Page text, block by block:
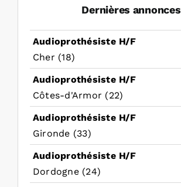
Dernières annonces
Audioprothésiste H/F
Cher (18)
Audioprothésiste H/F
Côtes-d'Armor (22)
Audioprothésiste H/F
Gironde (33)
Audioprothésiste H/F
Dordogne (24)